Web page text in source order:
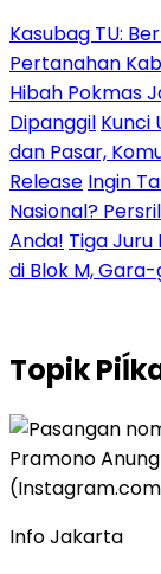
Kasubag TU:
Pertanahan
Hibah Pokmas
Dipanggil Kunci
dan Pasar,
Release Ingin
Nasional?
Anda! Tiga Juru
di Blok M,
Topik
Info Jakarta